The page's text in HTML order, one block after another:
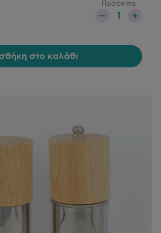
Ποσότητα
1
στο καλάθι